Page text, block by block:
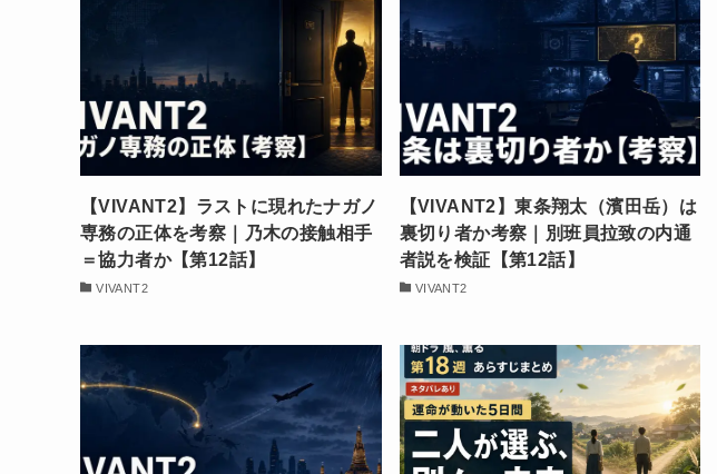
【VIVANT2】ラストに現れたナガノ
専務の正体を考察｜乃木の接触相手
＝協力者か【第12話】
VIVANT2
【VIVANT2】東条翔太（濱田岳）は
裏切り者か考察｜別班員拉致の内通
者説を検証【第12話】
VIVANT2